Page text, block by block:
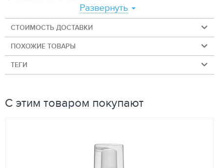
устраняют неприятный запах
Используйте собакам и кошкам:
в период линьки
для улучшения состояния кожи и шерсти
В состав капель входят:
снимает зуд и раздражение,
Развернуть
СТОИМОСТЬ ДОСТАВКИ
ПОХОЖИЕ ТОВАРЫ
ТЕГИ
С этим товаром покупают